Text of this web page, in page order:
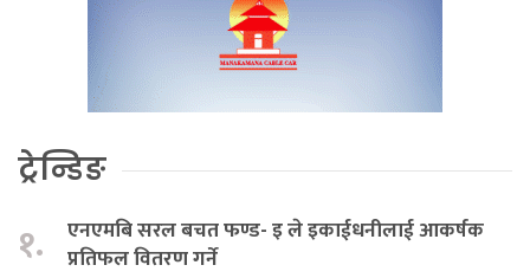
ट्रेन्डिङ
१.
एनएमबि सरल बचत फण्ड- इ ले इकाईधनीलाई आकर्षक
प्रतिफल वितरण गर्ने